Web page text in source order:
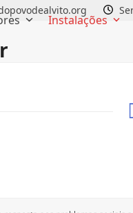
Instalações